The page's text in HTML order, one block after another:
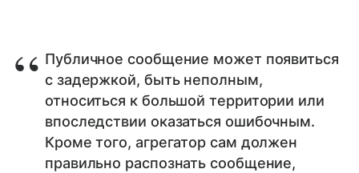
Публичное сообщение может появиться
с задержкой, быть неполным,
относиться к большой территории или
впоследствии оказаться ошибочным.
Кроме того, агрегатор сам должен
правильно распознать сообщение,